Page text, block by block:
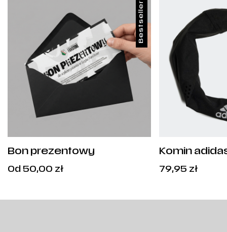
Bestseller
Bon prezentowy
Od 50,00 złCena
Komin
79,95 zł